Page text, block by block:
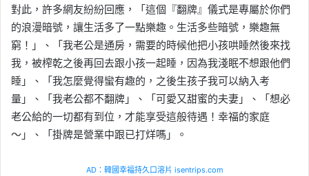
對此，許多網友紛紛回應，「這個『翻牌』儀式是專屬於你們
的浪漫暗號，讓生活多了一點樂趣。生活多些暗號，樂趣無
窮！」、「我老公是通房，需要的時候他把小孩哄睡然後來找
我，被榨乾之後再回去跟小孩一起睡，因為我淺眠不想跟他們
睡」、「我怎麼覺得蠻有趣的，之後生孩子我可以納入考
量」、「我老公都不翻牌」、「可愛又甜蜜的夫妻」、「想必
老公給的一切都有到位，才能享受這般待遇！幸福的家庭
～」、「掛牌是營業中跟已打烊嗎」。
AD：韓國幸福持久口溶片 isentrips.com